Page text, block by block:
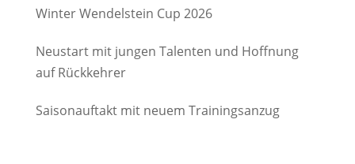
Winter Wendelstein Cup 2026
Neustart mit jungen Talenten und Hoffnung
auf Rückkehrer
Saisonauftakt mit neuem Trainingsanzug